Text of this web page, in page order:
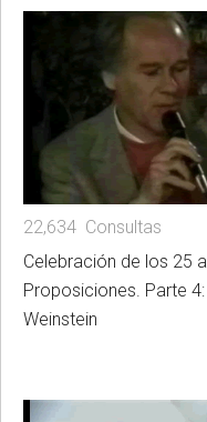
22,634 Consultas
Celebración de los 25
Proposiciones. Parte
Weinstein